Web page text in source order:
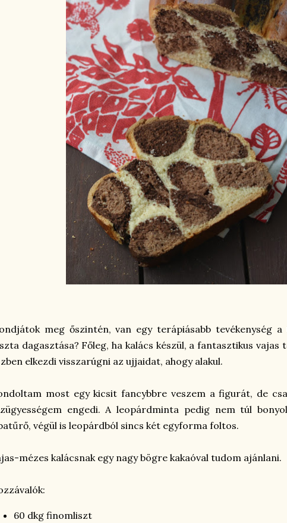
meg őszintén, van egy terápiásabb tevékenység
dagasztása? Főleg, ha kalács készül, a fantasztikus vajas
elkezdi visszarúgni az ujjaidat, ahogy alakul.
most egy kicsit fancybbre veszem a figurát, de
engedi. A leopárdminta pedig nem túl
végül is leopárdból sincs két egyforma foltos.
mézes kalácsnak egy nagy bögre kakaóval tudom ajánlani.
60 dkg finomliszt